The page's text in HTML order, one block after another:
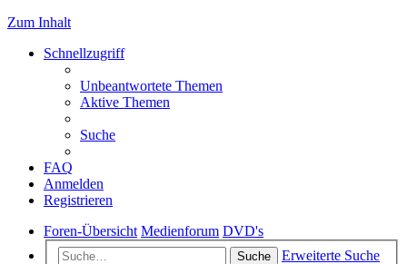
Zum Inhalt
Schnellzugriff
Unbeantwortete Themen
Aktive Themen
Suche
FAQ
Anmelden
Registrieren
Foren-Übersicht Medienforum DVD's
Suche
Erweiterte Suche